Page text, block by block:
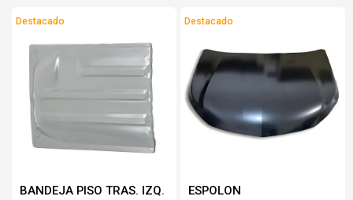
Destacado
BANDEJA PISO TRAS. IZQ.
Destacado
ESPOLON